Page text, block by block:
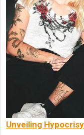
Unveiling